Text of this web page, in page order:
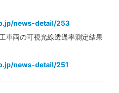
news-detail/253
車両の可視光線透過率測定結果
news-detail/251